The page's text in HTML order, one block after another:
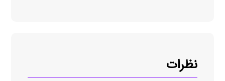
نظرات